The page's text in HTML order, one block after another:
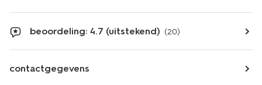
beoordeling: 4.7 (uitstekend) (20)
contactgegevens